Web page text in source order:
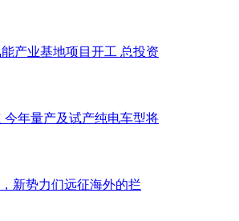
产业基地项目开工 总投资
今年量产及试产纯电车型将
新势力们远征海外的拦